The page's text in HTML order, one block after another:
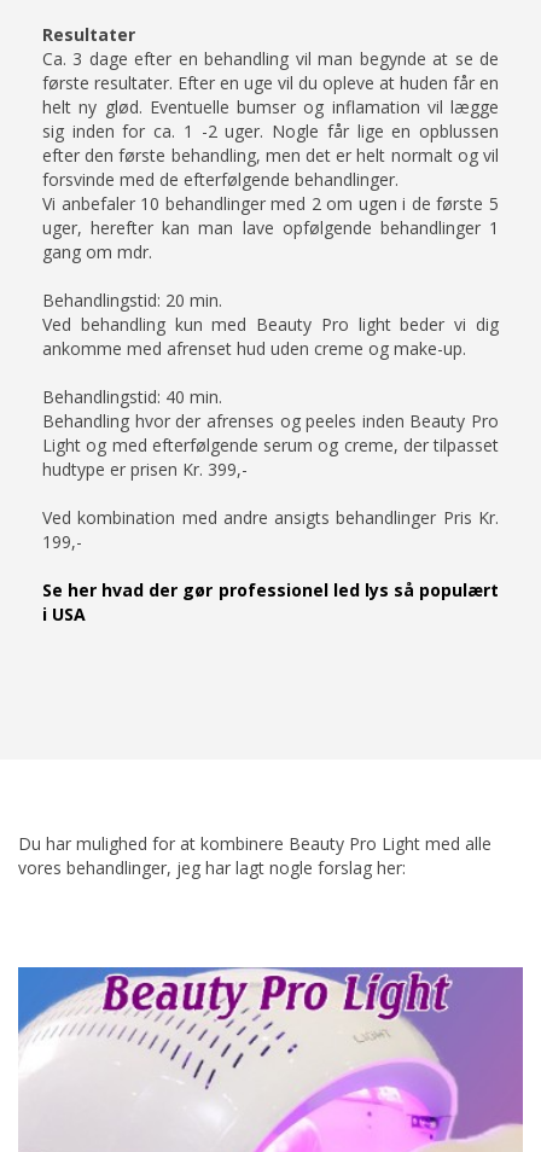
Resultater
Ca. 3 dage efter en behandling vil man begynde at se de
første resultater. Efter en uge vil du opleve at huden får en
helt ny glød. Eventuelle bumser og inflamation vil lægge
sig inden for ca. 1 -2 uger. Nogle får lige en opblussen
efter den første behandling, men det er helt normalt og vil
forsvinde med de efterfølgende behandlinger.
Vi anbefaler 10 behandlinger med 2 om ugen i de første 5
uger, herefter kan man lave opfølgende behandlinger 1
gang om mdr.
Behandlingstid: 20 min.
Ved behandling kun med Beauty Pro light beder vi dig
ankomme med afrenset hud uden creme og make-up.
Behandlingstid: 40 min.
Behandling hvor der afrenses og peeles inden Beauty Pro
Light og med efterfølgende serum og creme, der tilpasset
hudtype er prisen Kr. 399,-
Ved kombination med andre ansigts behandlinger Pris Kr.
199,-
Se her hvad der gør professionel led lys så populært
i USA
Du har mulighed for at kombinere Beauty Pro Light med alle
vores behandlinger, jeg har lagt nogle forslag her: